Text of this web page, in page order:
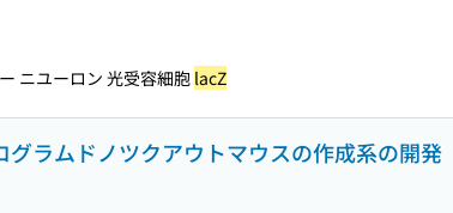
ニユーロン 光受容細胞 lacZ
ラムドノツクアウトマウスの作成系の開発